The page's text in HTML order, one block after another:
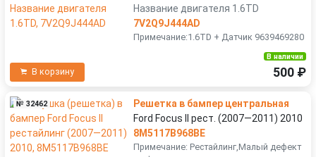
Название двигателя 1.6TD
7V2Q9J444AD
Примечание:1.6TD + Датчик 9639469280
В корзину
В наличии
500 ₽
№ 32462
Решетка в бампер центральная
Ford Focus II рест. (2007—2011) 2010
8M5117B968BE
Примечание: Рестайлинг,Малый дефект